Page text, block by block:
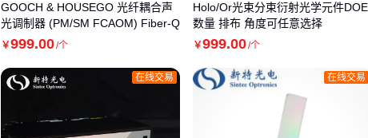
GOOCH & HOUSEGO 光纤耦合声
光调制器 (PM/SM FCAOM) Fiber-Q
￥999.00/个
Holo/Or光束分束衍射光学元件DOE
数量 排布 角度可任意选择
￥999.00/个
在线交易 在线交易